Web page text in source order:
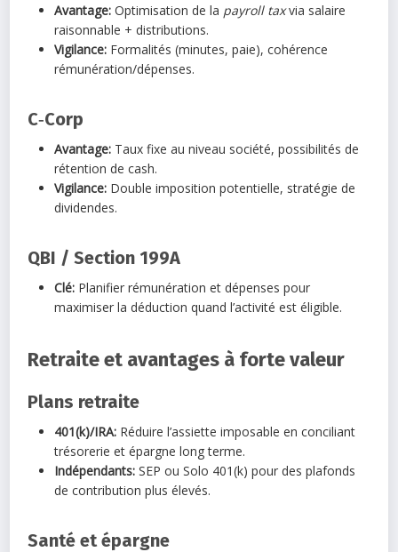
Avantage: Optimisation de la payroll taxvia salaire
raisonnable + distributions.
Vigilance: Formalités (minutes, paie), cohérence
rémunération/dépenses.
C‑Corp
Avantage: Taux fixe au niveau société, possibilités de
rétention de cash.
Vigilance: Double imposition potentielle, stratégie de
dividendes.
QBI / Section 199A
Clé: Planifier rémunération et dépenses pour
maximiser la déduction quand l’activité est éligible.
Retraite et avantages à forte valeur
Plans retraite
401(k)/IRA: Réduire l’assiette imposable en conciliant
trésorerie et épargne long terme.
Indépendants: SEP ou Solo 401(k) pour des plafonds
de contribution plus élevés.
Santé et épargne